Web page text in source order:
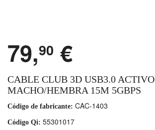
79,90 €
CABLE CLUB 3D USB3.0 ACTIVO
MACHO/HEMBRA 15M 5GBPS
Código de fabricante: CAC-1403
Código Qi: 55301017